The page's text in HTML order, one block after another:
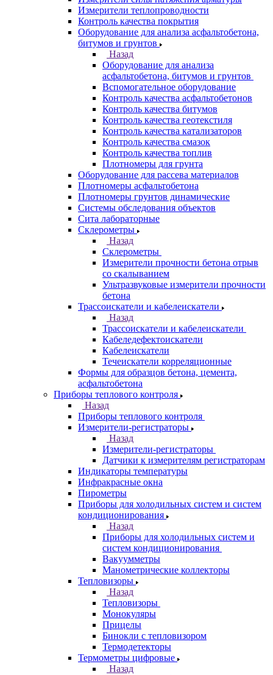
Измерители теплопроводности
Контроль качества покрытия
Оборудование для анализа асфальтобетона,
битумов и грунтов
Назад
Оборудование для анализа
асфальтобетона, битумов и грунтов
Вспомогательное оборудование
Контроль качества асфальтобетонов
Контроль качества битумов
Контроль качества геотекстиля
Контроль качества катализаторов
Контроль качества смазок
Контроль качества топлив
Плотномеры для грунта
Оборудование для рассева материалов
Плотномеры асфальтобетона
Плотномеры грунтов динамические
Системы обследования объектов
Сита лабораторные
Склерометры
Назад
Склерометры
Измерители прочности бетона отрыв
со скалыванием
Ультразвуковые измерители прочности
бетона
Трассоискатели и кабелеискатели
Назад
Трассоискатели и кабелеискатели
Кабеледефектоискатели
Кабелеискатели
Течеискатели корреляционные
Формы для образцов бетона, цемента,
асфальтобетона
Приборы теплового контроля
Назад
Приборы теплового контроля
Измерители-регистраторы
Назад
Измерители-регистраторы
Датчики к измерителям регистраторам
Индикаторы температуры
Инфракрасные окна
Пирометры
Приборы для холодильных систем и систем
кондиционирования
Назад
Приборы для холодильных систем и
систем кондиционирования
Вакуумметры
Манометрические коллекторы
Тепловизоры
Назад
Тепловизоры
Монокуляры
Прицелы
Бинокли с тепловизором
Термодетекторы
Термометры цифровые
Назад